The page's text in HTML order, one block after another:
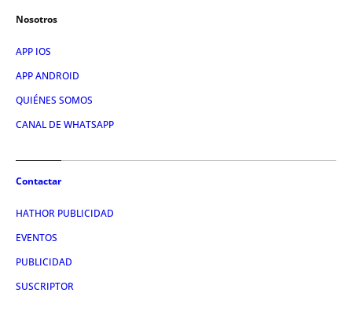
Nosotros
APP IOS
APP ANDROID
QUIÉNES SOMOS
CANAL DE WHATSAPP
Contactar
HATHOR PUBLICIDAD
EVENTOS
PUBLICIDAD
SUSCRIPTOR